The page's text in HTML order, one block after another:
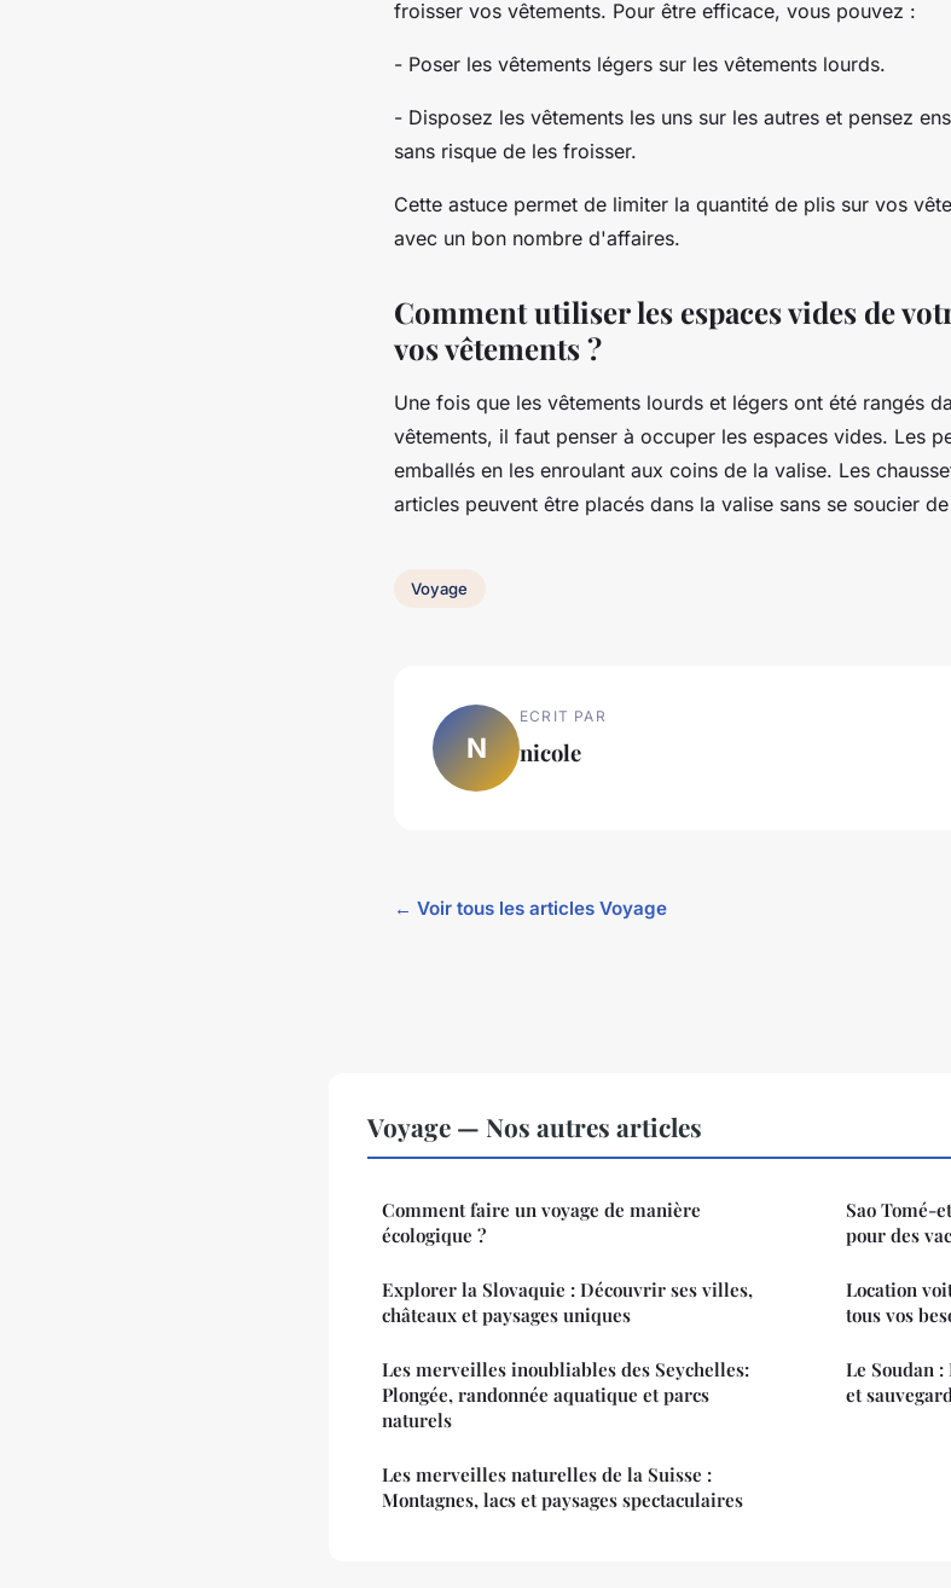
froisser vos vêtements. Pour être efficace, vous pouvez :
- Poser les vêtements légers sur les vêtements lourds.
- Disposez les vêtements les uns sur les autres et pensez
sans risque de les froisser.
Cette astuce permet de limiter la quantité de plis sur vos
avec un bon nombre d'affaires.
Comment utiliser les espaces vides de
vos vêtements ?
Une fois que les vêtements lourds et légers ont été rangés
vêtements, il faut penser à occuper les espaces vides. Les
emballés en les enroulant aux coins de la valise. Les
articles peuvent être placés dans la valise sans se soucier
Voyage
N
ECRIT PAR
nicole
← Voir tous les articles Voyage
Voyage — Nos autres articles
Comment faire un voyage de manière
écologique ?
Explorer la Slovaquie : Découvrir ses villes,
châteaux et paysages uniques
Les merveilles inoubliables des Seychelles:
Plongée, randonnée aquatique et parcs
naturels
Les merveilles naturelles de la Suisse :
Montagnes, lacs et paysages spectaculaires
Sao Tomé-
pour des
Location
tous vos
Le Soudan
et